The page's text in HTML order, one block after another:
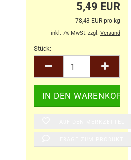
5,49 EUR
78,43 EUR pro kg
inkl. 7% MwSt. zzgl. Versand
Stück:
Stück